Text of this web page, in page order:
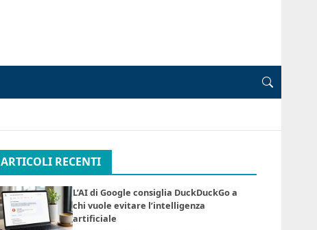
ARTICOLI RECENTI
L’AI di Google consiglia DuckDuckGo a
chi vuole evitare l’intelligenza
artificiale